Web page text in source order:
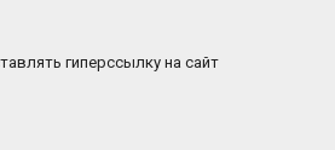
гиперссылку на сайт